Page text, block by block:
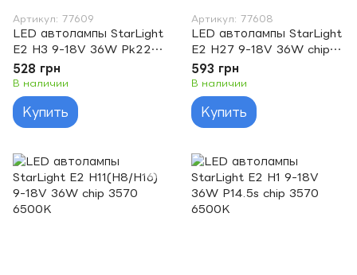
Артикул: 77609
LED автолампы StarLight
E2 H3 9-18V 36W Pk22s
chip 3570 6500K
528 грн
В наличии
Купить
Артикул: 77608
LED автолампы StarLight
E2 H27 9-18V 36W chip
3570 6500K
593 грн
В наличии
Купить